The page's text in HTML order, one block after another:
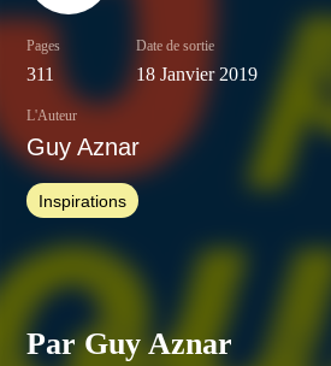
Pages
311
Date de sortie
18 Janvier 2019
L'Auteur
Guy Aznar
Inspirations
Par Guy Aznar